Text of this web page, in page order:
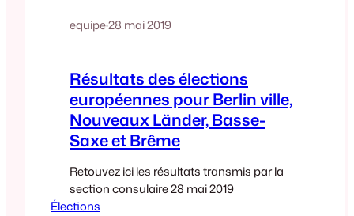
equipe·28 mai 2019
Résultats des élections
européennes pour Berlin ville,
Nouveaux Länder, Basse-
Saxe et Brême
Retouvez ici les résultats transmis par la
section consulaire 28 mai 2019
Élections